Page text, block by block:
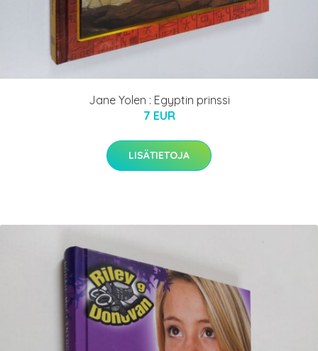
Jane Yolen : Egyptin prinssi
7 EUR
LISÄTIETOJA